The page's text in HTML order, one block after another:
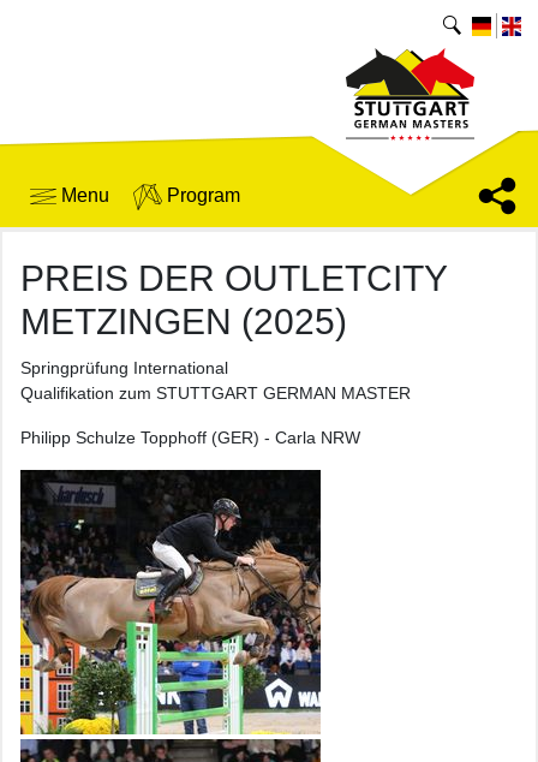
Menu Program
PREIS DER OUTLETCITY
METZINGEN (2025)
Springprüfung International
Qualifikation zum STUTTGART GERMAN MASTER
Philipp Schulze Topphoff (GER) - Carla NRW